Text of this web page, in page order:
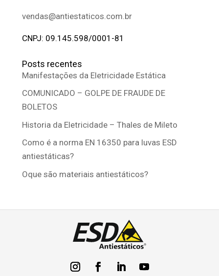
vendas@antiestaticos.com.br
CNPJ: 09.145.598/0001-81
Posts recentes
Manifestações da Eletricidade Estática
COMUNICADO – GOLPE DE FRAUDE DE
BOLETOS
Historia da Eletricidade – Thales de Mileto
Como é a norma EN 16350 para luvas ESD
antiestáticas?
Oque são materiais antiestáticos?